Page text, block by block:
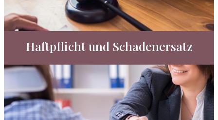
Haftpflicht und Schadenersatz